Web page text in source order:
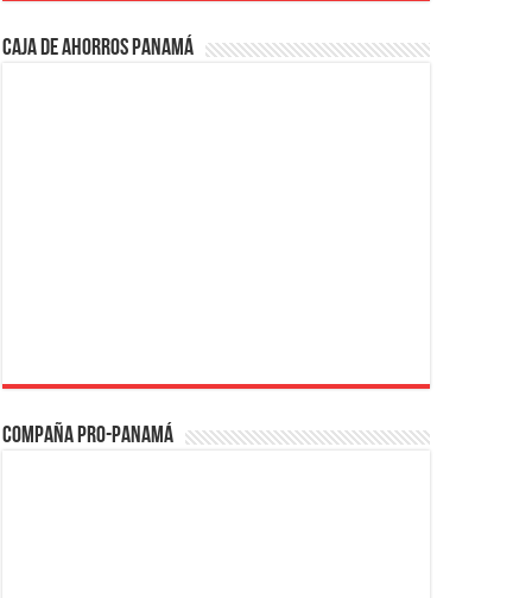
Caja de Ahorros Panamá
Compaña PRO-Panamá